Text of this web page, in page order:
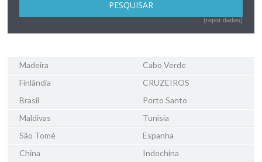
(repor dados)
Madeira
Cabo Verde
Finlândia
CRUZEIROS
Brasil
Porto Santo
Maldivas
Tunísia
São Tomé
Espanha
China
Indochina